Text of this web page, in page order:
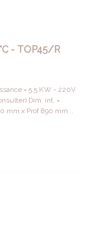
- TOP45/R
= 5.5 KW - 220V
Dim. int. =
mm x Prof 890 mm...